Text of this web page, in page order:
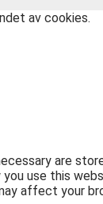
av cookies.
are
use this
affect your